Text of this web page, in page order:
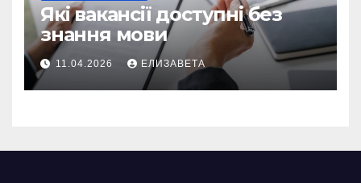
Які вакансії доступні без
знання мови
11.04.2026 ЕЛИЗАВЕТА